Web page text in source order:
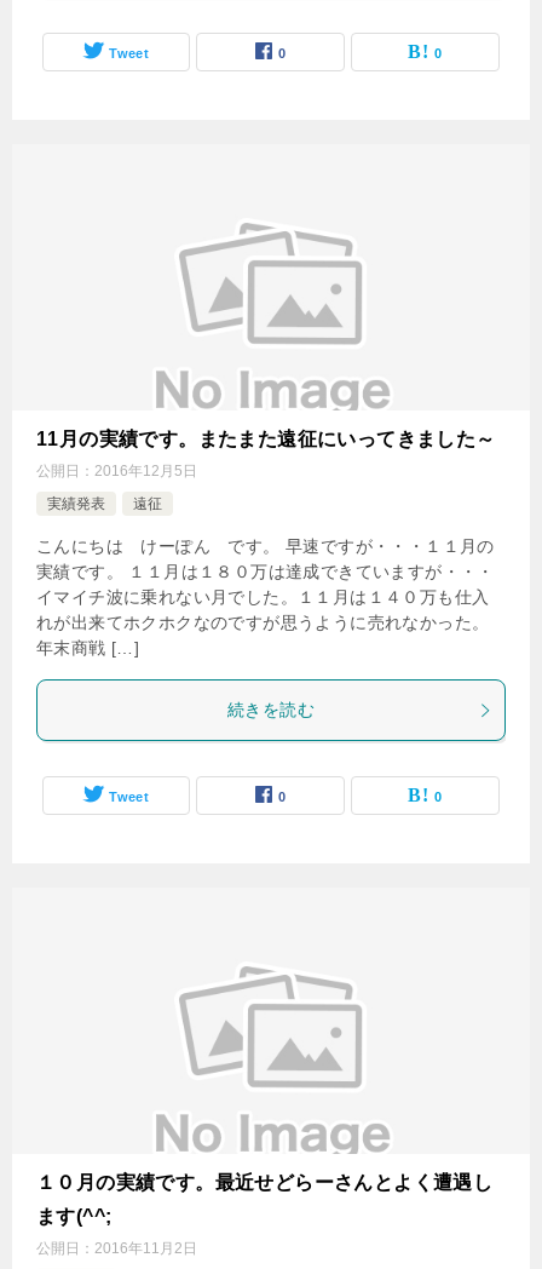
Tweet 0 0
11月の実績です。またまた遠征にいってきました～
公開日： 2016年12月5日
実績発表
遠征
こんにちは けーぽん です。 早速ですが・・・１１月の
実績です。 １１月は１８０万は達成できていますが・・・
イマイチ波に乗れない月でした。１１月は１４０万も仕入
れが出来てホクホクなのですが思うように売れなかった。
年末商戦 […]
続きを読む
Tweet 0 0
１０月の実績です。最近せどらーさんとよく遭遇し
ます(^^;
公開日： 2016年11月2日